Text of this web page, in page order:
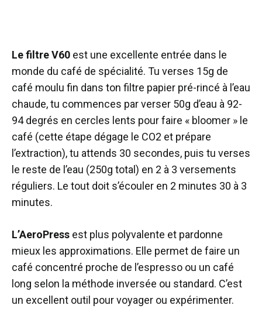
Le filtre V60 est une excellente entrée dans le
monde du café de spécialité. Tu verses 15g de
café moulu fin dans ton filtre papier pré-rincé à l’eau
chaude, tu commences par verser 50g d’eau à 92-
94 degrés en cercles lents pour faire « bloomer » le
café (cette étape dégage le CO2 et prépare
l’extraction), tu attends 30 secondes, puis tu verses
le reste de l’eau (250g total) en 2 à 3 versements
réguliers. Le tout doit s’écouler en 2 minutes 30 à 3
minutes.
L’AeroPress est plus polyvalente et pardonne
mieux les approximations. Elle permet de faire un
café concentré proche de l’espresso ou un café
long selon la méthode inversée ou standard. C’est
un excellent outil pour voyager ou expérimenter.